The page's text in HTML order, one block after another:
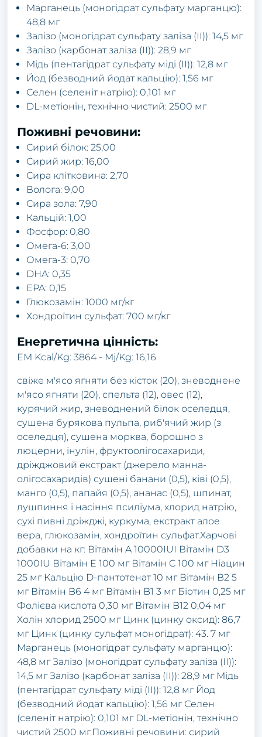
Марганець (моногідрат сульфату марганцю):
48,8 мг
Залізо (моногідрат сульфату заліза (II)): 14,5 мг
Залізо (карбонат заліза (II)): 28,9 мг
Мідь (пентагідрат сульфату міді (II)): 12,8 мг
Йод (безводний йодат кальцію): 1,56 мг
Селен (селеніт натрію): 0,101 мг
DL-метіонін, технічно чистий: 2500 мг
Поживні речовини:
Сирий білок: 25,00
Сирий жир: 16,00
Сира клітковина: 2,70
Волога: 9,00
Сира зола: 7,90
Кальцій: 1,00
Фосфор: 0,80
Омега-6: 3,00
Омега-3: 0,70
DHA: 0,35
EPA: 0,15
Глюкозамін: 1000 мг/кг
Хондроїтин сульфат: 700 мг/кг
Енергетична цінність:
EM Kcal/Kg: 3864 - Mj/Kg: 16,16
свіже м'ясо ягняти без кісток (20), зневоднене
м'ясо ягняти (20), спельта (12), овес (12),
курячий жир, зневоднений білок оселедця,
сушена бурякова пульпа, риб'ячий жир (з
оселедця), сушена морква, борошно з
люцерни, інулін, фруктоолiгосахариди,
дріжджовий екстракт (джерело манна-
олігосахаридів) сушені банани (0,5), ківі (0,5),
манго (0,5), папайя (0,5), ананас (0,5), шпинат,
лушпиння і насіння псиліума, хлорид натрію,
сухі пивні дріжджі, куркума, екстракт алое
вера, глюкозамін, хондроїтин сульфат.Харчові
добавки на кг: Вітамін A 10000IUI Вітамін D3
1000IU Вітамін E 100 мг Вітамін C 100 мг Ніацин
25 мг Кальцію D-пантотенат 10 мг Вітамін B2 5
мг Вітамін B6 4 мг Вітамін B1 3 мг Біотин 0,25 мг
Фолієва кислота 0,30 мг Вітамін B12 0,04 мг
Холін хлорид 2500 мг Цинк (цинку оксид): 86,7
мг Цинк (цинку сульфат моногідрат): 43. 7 мг
Марганець (моногідрат сульфату марганцю):
48,8 мг Залізо (моногідрат сульфату заліза (II)):
14,5 мг Залізо (карбонат заліза (II)): 28,9 мг Мідь
(пентагідрат сульфату міді (II)): 12,8 мг Йод
(безводний йодат кальцію): 1,56 мг Селен
(селеніт натрію): 0,101 мг DL-метіонін, технічно
чистий 2500 мг.Поживні речовини: сирий